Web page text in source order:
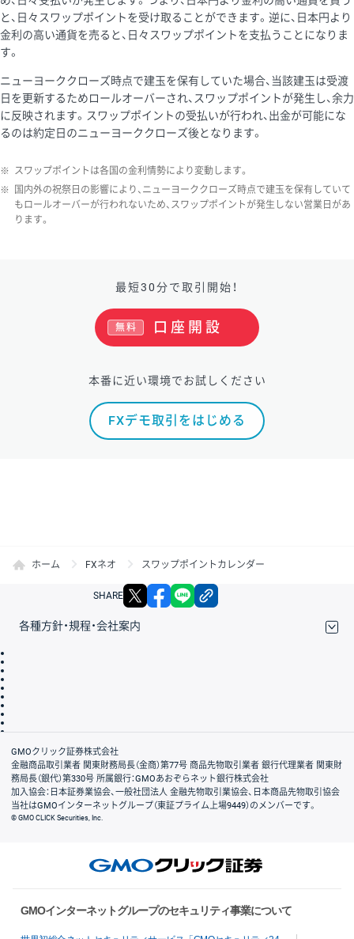
と、日々スワップポイントを受け取ることができます。逆に、日本円より
金利の高い通貨を売ると、日々スワップポイントを支払うことになりま
す。
ニューヨーククローズ時点で建玉を保有していた場合、当該建玉は受渡
日を更新するためロールオーバーされ、スワップポイントが発生し、余力
に反映されます。スワップポイントの受払いが行われ、出金が可能にな
るのは約定日のニューヨーククローズ後となります。
※ スワップポイントは各国の金利情勢により変動します。
※
国内外の祝祭日の影響により、ニューヨーククローズ時点で建玉を保有していて
もロールオーバーが行われないため、スワップポイントが発生しない営業日があ
ります。
最短30分で取引開始！
口座開設
無料
本番に近い環境でお試しください
FXデモ取引をはじめる
ホーム FXネオ スワップポイントカレンダー
SHARE X facebook
各種方針・規程・会社案内
会社案内
GMOクリック証券株式会社
金融商品取引業者 関東財務局長（金商）第77号 商品先物取引業者 銀行代理業者 関東財
務局長（銀代）第330号 所属銀行：GMOあおぞらネット銀行株式会社
加入協会：日本証券業協会、一般社団法人 金融先物取引業協会、日本商品先物取引協会
当社はGMOインターネットグループ（東証プライム上場9449）のメンバーです。
© GMO CLICK Securities, Inc.
GMOインターネットグループのセキュリティ事業について